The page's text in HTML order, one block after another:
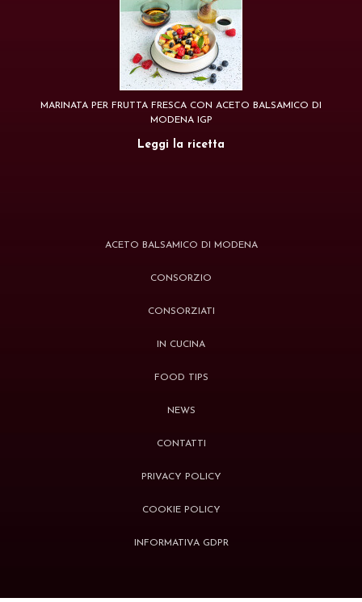
MARINATA PER FRUTTA FRESCA CON ACETO BALSAMICO DI
MODENA IGP
Leggi la ricetta
ACETO BALSAMICO DI MODENA
CONSORZIO
CONSORZIATI
IN CUCINA
FOOD TIPS
NEWS
CONTATTI
PRIVACY POLICY
COOKIE POLICY
INFORMATIVA GDPR